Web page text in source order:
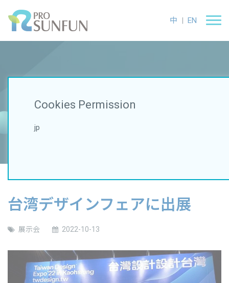
中 | EN
ニュース
展示会
台湾デザインフェアに出展
展示会 2022-10-13
Cookies Permission
jp